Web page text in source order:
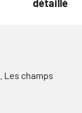
détaillé
Les champs